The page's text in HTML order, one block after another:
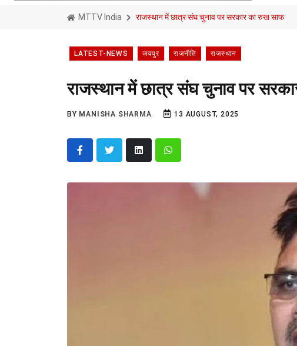
MTTV India राजस्थान में छात्र संघ चुनाव पर सरकार का रुख साफ
LATEST-NEWS जयपुर राजनीति राजस्थान
राजस्थान में छात्र संघ चुनाव पर
BY MANISHA SHARMA 13 AUGUST, 2025